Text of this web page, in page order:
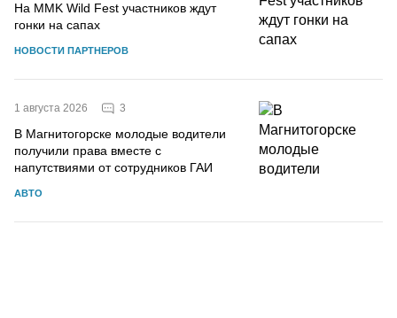
На MMK Wild Fest участников ждут
гонки на сапах
НОВОСТИ ПАРТНЕРОВ
1 августа 2026 3
В Магнитогорске молодые водители
получили права вместе с
напутствиями от сотрудников ГАИ
АВТО